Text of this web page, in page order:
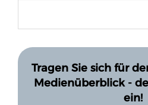
Tragen Sie sich für
Medienüberblick -
ein!